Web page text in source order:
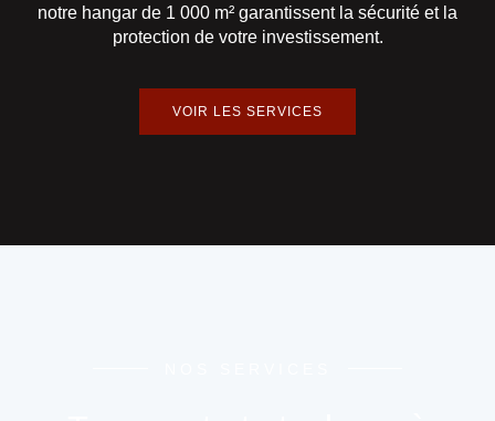
notre hangar de 1 000 m² garantissent la sécurité et la
protection de votre investissement.
VOIR LES SERVICES